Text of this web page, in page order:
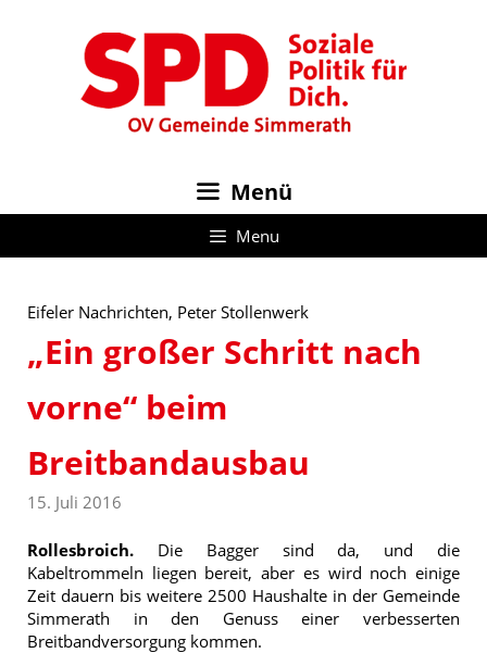
Menü
Menu
Eifeler Nachrichten, Peter Stollenwerk
„Ein großer Schritt nach
vorne“ beim
Breitbandausbau
15. Juli 2016
Rollesbroich. Die Bagger sind da, und die
Kabeltrommeln liegen bereit, aber es wird noch einige
Zeit dauern bis weitere 2500 Haushalte in der Gemeinde
Simmerath in den Genuss einer verbesserten
Breitbandversorgung kommen.